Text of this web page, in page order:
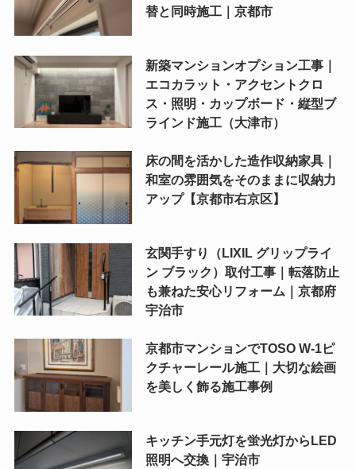
替と同時施工｜京都市
新築マンションオプション工事｜
エコカラット・アクセントクロ
ス・照明・カップボード・縦型ブ
ラインド施工（大津市）
床の間を活かした造作収納家具｜
和室の雰囲気をそのままに収納力
アップ【京都市右京区】
玄関手すり（LIXIL グリップライ
ン ブラック）取付工事｜転落防止
も兼ねた安心リフォーム｜京都府
宇治市
京都市マンションでTOSO W-1ピ
クチャーレール施工｜大切な絵画
を美しく飾る施工事例
キッチン手元灯を蛍光灯からLED
照明へ交換｜宇治市